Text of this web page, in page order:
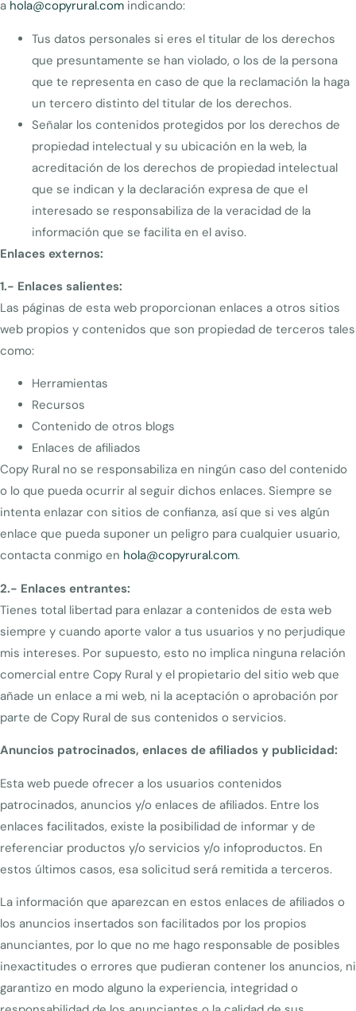
a hola@copyrural.com indicando:
Tus datos personales si eres el titular de los derechos
que presuntamente se han violado, o los de la persona
que te representa en caso de que la reclamación la haga
un tercero distinto del titular de los derechos.
Señalar los contenidos protegidos por los derechos de
propiedad intelectual y su ubicación en la web, la
acreditación de los derechos de propiedad intelectual
que se indican y la declaración expresa de que el
interesado se responsabiliza de la veracidad de la
información que se facilita en el aviso.
Enlaces externos:
1.- Enlaces salientes:
Las páginas de esta web proporcionan enlaces a otros sitios
web propios y contenidos que son propiedad de terceros tales
como:
Herramientas
Recursos
Contenido de otros blogs
Enlaces de afiliados
Copy Rural no se responsabiliza en ningún caso del contenido
o lo que pueda ocurrir al seguir dichos enlaces. Siempre se
intenta enlazar con sitios de confianza, así que si ves algún
enlace que pueda suponer un peligro para cualquier usuario,
contacta conmigo en hola@copyrural.com.
2.- Enlaces entrantes:
Tienes total libertad para enlazar a contenidos de esta web
siempre y cuando aporte valor a tus usuarios y no perjudique
mis intereses. Por supuesto, esto no implica ninguna relación
comercial entre Copy Rural y el propietario del sitio web que
añade un enlace a mi web, ni la aceptación o aprobación por
parte de Copy Rural de sus contenidos o servicios.
Anuncios patrocinados, enlaces de afiliados y publicidad:
Esta web puede ofrecer a los usuarios contenidos
patrocinados, anuncios y/o enlaces de afiliados. Entre los
enlaces facilitados, existe la posibilidad de informar y de
referenciar productos y/o servicios y/o infoproductos. En
estos últimos casos, esa solicitud será remitida a terceros.
La información que aparezcan en estos enlaces de afiliados o
los anuncios insertados son facilitados por los propios
anunciantes, por lo que no me hago responsable de posibles
inexactitudes o errores que pudieran contener los anuncios, ni
garantizo en modo alguno la experiencia, integridad o